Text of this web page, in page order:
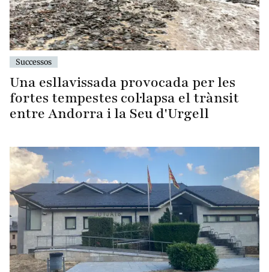
Successos
Una esllavissada provocada per les
fortes tempestes col·lapsa el trànsit
entre Andorra i la Seu d'Urgell